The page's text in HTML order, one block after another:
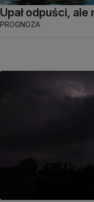
Upał odpuści, ale
PROGNOZA